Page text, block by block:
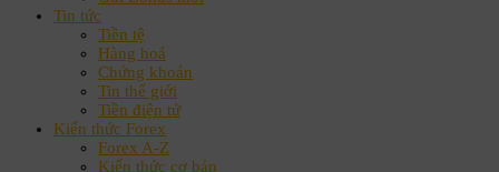
Tin tức
Tiền tệ
Hàng hoá
Chứng khoán
Tin thế giới
Tiền điện tử
Kiến thức Forex
Forex A-Z
Kiến thức cơ bản